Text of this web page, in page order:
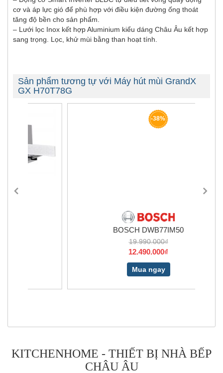
cơ và áp lực gió để phù hợp với điều kiện đường ống thoát
tăng độ bền cho sản phẩm.
– Lưới lọc Inox kết hợp Aluminium kiểu dáng Châu Âu kết hợp
sang trọng. Lọc, khử mùi bằng than hoạt tính.
Sản phẩm tương tự với Máy hút mùi GrandX
GX H70T78G
BOSCH DWB77IM50
19.990.000₫
12.490.000₫
KITCHENHOME - THIẾT BỊ NHÀ BẾP
CHÂU ÂU